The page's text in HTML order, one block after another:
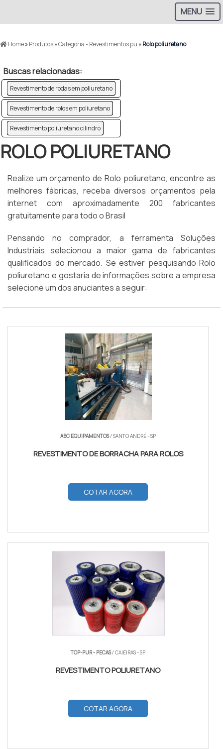
MENU
Home»Produtos»Categoria - Revestimentos pu »Rolo poliuretano
Buscas relacionadas:
Revestimento de rodas em poliuretano
Revestimento de rolos em poliuretano
Revestimento poliuretano cilindro
ROLO POLIURETANO
Realize um orçamento de Rolo poliuretano, encontre as
melhores fábricas, receba diversos orçamentos pela
internet com aproximadamente 200 fabricantes
gratuitamente para todo o Brasil
Pensando no comprador, a ferramenta Soluções
Industriais selecionou a maior gama de fabricantes
qualificados do mercado. Se estiver pesquisando Rolo
poliuretano e gostaria de informações sobre a empresa
selecione um dos anuciantes a seguir:
ABC EQUIPAMENTOS/ SANTO ANDRÉ - SP
REVESTIMENTO DE BORRACHA PARA ROLOS
COTAR AGORA
TOP-PUR - PECAS/ CAIEIRAS - SP
REVESTIMENTO POLIURETANO
COTAR AGORA